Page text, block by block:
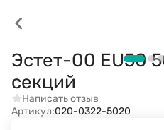
Эстет-00 EU50
секций
Написать отзыв
Артикул:020-0322-5020